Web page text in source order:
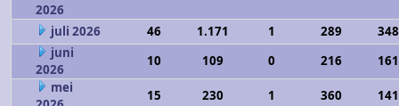
2026
juli 2026 46 1.171 1 289
juni
2026
10 109 0 216
mei
15 230 1 360